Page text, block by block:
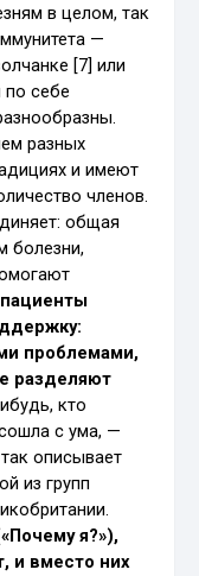
в целом, так
—
[7] или
по себе
разных
и имеют
членов.
общая
болезни,
проблемами,
разделяют
кто
с ума, —
описывает
из групп
я?»),
и вместо них